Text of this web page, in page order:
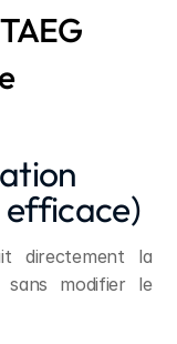
efficace)
directement la
sans modifier le